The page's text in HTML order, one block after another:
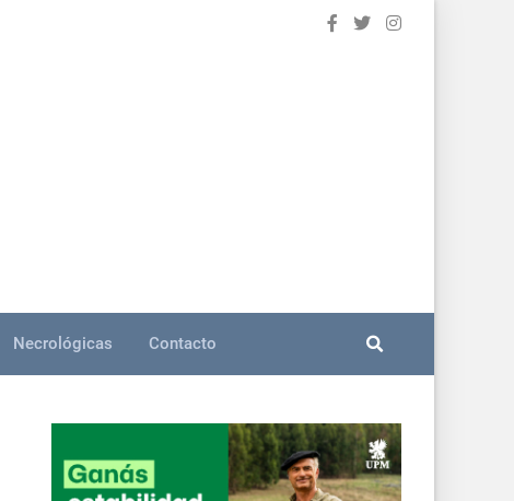
Necrológicas Contacto